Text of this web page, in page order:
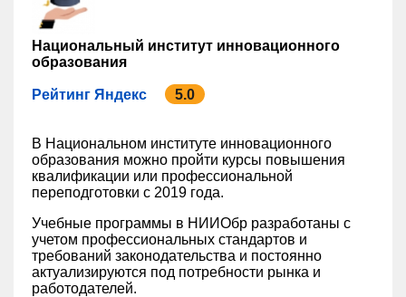
Национальный институт инновационного
образования
Рейтинг Яндекс 5.0
В Национальном институте инновационного
образования можно пройти курсы повышения
квалификации или профессиональной
переподготовки с 2019 года.
Учебные программы в НИИОбр разработаны с
учетом профессиональных стандартов и
требований законодательства и постоянно
актуализируются под потребности рынка и
работодателей.